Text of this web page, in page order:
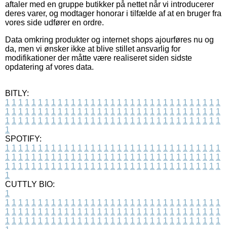
aftaler med en gruppe butikker på nettet når vi introducerer
deres varer, og modtager honorar i tilfælde af at en bruger fra
vores side udfører en ordre.
Data omkring produkter og internet shops ajourføres nu og
da, men vi ønsker ikke at blive stillet ansvarlig for
modifikationer der måtte være realiseret siden sidste
opdatering af vores data.
BITLY:
1 1 1 1 1 1 1 1 1 1 1 1 1 1 1 1 1 1 1 1 1 1 1 1 1 1 1 1 1 1 1 1 1
1 1 1 1 1 1 1 1 1 1 1 1 1 1 1 1 1 1 1 1 1 1 1 1 1 1 1 1 1 1 1 1 1
1 1 1 1 1 1 1 1 1 1 1 1 1 1 1 1 1 1 1 1 1 1 1 1 1 1 1 1 1 1 1 1 1
1
SPOTIFY:
1 1 1 1 1 1 1 1 1 1 1 1 1 1 1 1 1 1 1 1 1 1 1 1 1 1 1 1 1 1 1 1 1
1 1 1 1 1 1 1 1 1 1 1 1 1 1 1 1 1 1 1 1 1 1 1 1 1 1 1 1 1 1 1 1 1
1 1 1 1 1 1 1 1 1 1 1 1 1 1 1 1 1 1 1 1 1 1 1 1 1 1 1 1 1 1 1 1 1
1
CUTTLY BIO:
1
1 1 1 1 1 1 1 1 1 1 1 1 1 1 1 1 1 1 1 1 1 1 1 1 1 1 1 1 1 1 1 1 1
1 1 1 1 1 1 1 1 1 1 1 1 1 1 1 1 1 1 1 1 1 1 1 1 1 1 1 1 1 1 1 1 1
1 1 1 1 1 1 1 1 1 1 1 1 1 1 1 1 1 1 1 1 1 1 1 1 1 1 1 1 1 1 1 1 1